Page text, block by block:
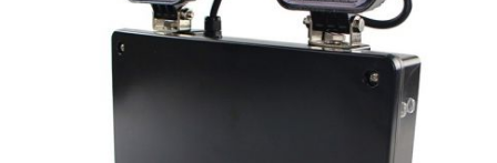
TWINSPOT Ultra / noodverlichting 1800
Krachtige noodverlichting met 2 draaibare spots en een
zeer hoge lichtwaarde van 1800 Lumen!